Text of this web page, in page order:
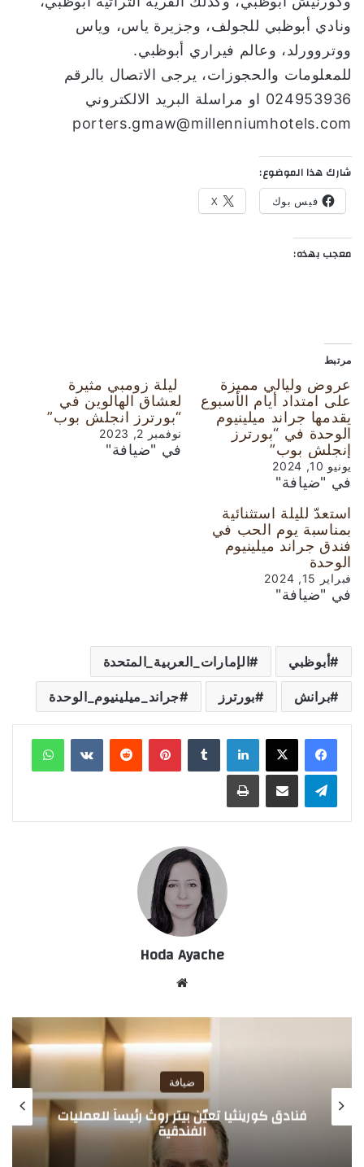
ونادي أبوظبي للجولف، وجزيرة ياس، وياس
ووتروورلد، وعالم فيراري أبوظبي.
للمعلومات والحجوزات، يرجى الاتصال بالرقم
024953936 او مراسلة البريد الالكتروني
porters.gmaw@millenniumhotels.com
شارك هذا الموضوع:
فيس بوك X
معجب بهذه:
مرتبط
عروض وليالي مميزة
على امتداد أيام الأسبوع
يقدمها جراند ميلينيوم
الوحدة في “بورترز
إنجلش بوب”
يونيو 10, 2024
في "ضيافة"
ليلة زومبي مثيرة
لعشاق الهالوين في
“بورترز انجلش بوب”
نوفمبر 2, 2023
في "ضيافة"
استعدّ لليلة استثنائية
بمناسبة يوم الحب في
فندق جراند ميلينيوم
الوحدة
فبراير 15, 2024
في "ضيافة"
أبوظبي الإمارات_العربية_المتحدة
برانش بورترز جراند_ميلينيوم_الوحدة
لينكدإن بينتيريست
Hoda Ayache
الوي
ب
ضيافة
فنادق كورينثيا تعيّن بيتر روث رئيساً للعمليات
الفندقية